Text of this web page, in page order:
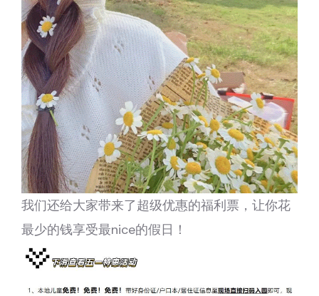
我们还给大家带来了超级优惠的福利票，让你花
最少的钱享受最nice的假日！